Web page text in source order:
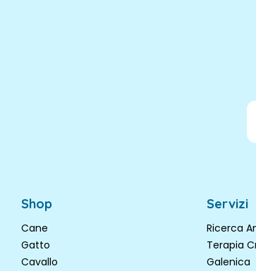
Shop
Cane
Gatto
Cavallo
Servizi
Ricerca
Terapia
Galenica